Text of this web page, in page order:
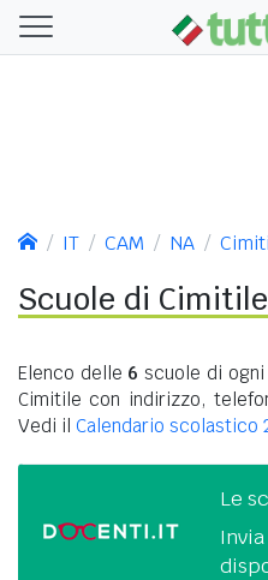
IT CAM NA
Scuole di Cimitile
Elenco delle 6 scuole di
Cimitile con indirizzo,
Vedi il Calendario scolastico
Le